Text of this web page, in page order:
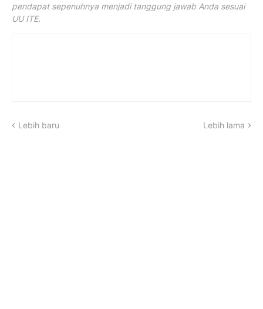
pendapat sepenuhnya menjadi tanggung jawab Anda sesuai
UU ITE.
Lebih baru Lebih lama